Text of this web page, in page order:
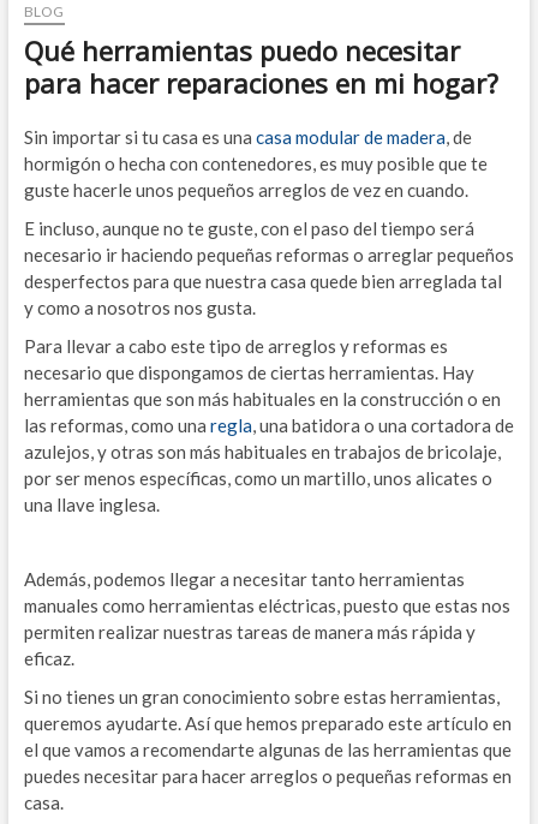
BLOG
Qué herramientas puedo necesitar
para hacer reparaciones en mi hogar?
Sin importar si tu casa es una casa modular de madera, de
hormigón o hecha con contenedores, es muy posible que te
guste hacerle unos pequeños arreglos de vez en cuando.
E incluso, aunque no te guste, con el paso del tiempo será
necesario ir haciendo pequeñas reformas o arreglar pequeños
desperfectos para que nuestra casa quede bien arreglada tal
y como a nosotros nos gusta.
Para llevar a cabo este tipo de arreglos y reformas es
necesario que dispongamos de ciertas herramientas. Hay
herramientas que son más habituales en la construcción o en
las reformas, como una regla, una batidora o una cortadora de
azulejos, y otras son más habituales en trabajos de bricolaje,
por ser menos específicas, como un martillo, unos alicates o
una llave inglesa.
Además, podemos llegar a necesitar tanto herramientas
manuales como herramientas eléctricas, puesto que estas nos
permiten realizar nuestras tareas de manera más rápida y
eficaz.
Si no tienes un gran conocimiento sobre estas herramientas,
queremos ayudarte. Así que hemos preparado este artículo en
el que vamos a recomendarte algunas de las herramientas que
puedes necesitar para hacer arreglos o pequeñas reformas en
casa.